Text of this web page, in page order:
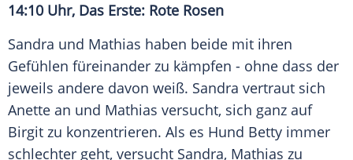
14:10 Uhr, Das Erste: Rote Rosen
Sandra und Mathias haben beide mit ihren
Gefühlen füreinander zu kämpfen - ohne dass der
jeweils andere davon weiß. Sandra vertraut sich
Anette an und Mathias versucht, sich ganz auf
Birgit zu konzentrieren. Als es Hund Betty immer
schlechter geht, versucht Sandra, Mathias zu